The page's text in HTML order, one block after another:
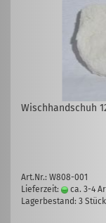
Wischhandschuh
Art.Nr.: W808-001
Lieferzeit:
ca. 3-4
Lagerbestand: 3 Stück